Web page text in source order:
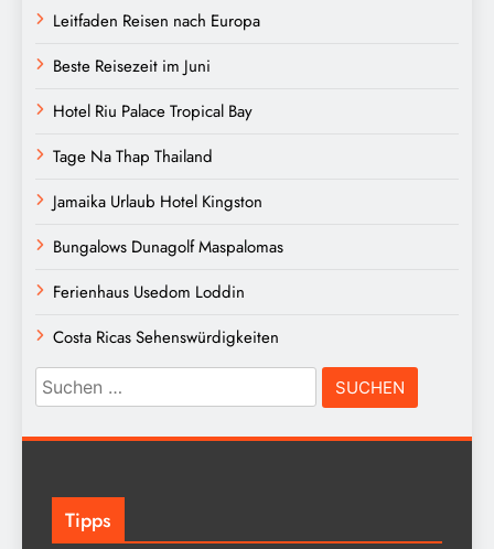
Leitfaden Reisen nach Europa
Beste Reisezeit im Juni
Hotel Riu Palace Tropical Bay
Tage Na Thap Thailand
Jamaika Urlaub Hotel Kingston
Bungalows Dunagolf Maspalomas
Ferienhaus Usedom Loddin
Costa Ricas Sehenswürdigkeiten
Suchen
nach:
Tipps